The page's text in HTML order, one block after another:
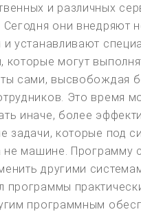
и различных
Сегодня они внедряют
и устанавливают
которые могут
сами, высвобождая
Это время
иначе, более
задачи, которые под
не машине. Программу
другими
программы
программным